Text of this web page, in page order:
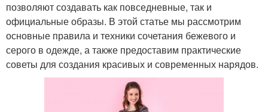
позволяют создавать как повседневные, так и
официальные образы. В этой статье мы рассмотрим
основные правила и техники сочетания бежевого и
серого в одежде, а также предоставим практические
советы для создания красивых и современных нарядов.